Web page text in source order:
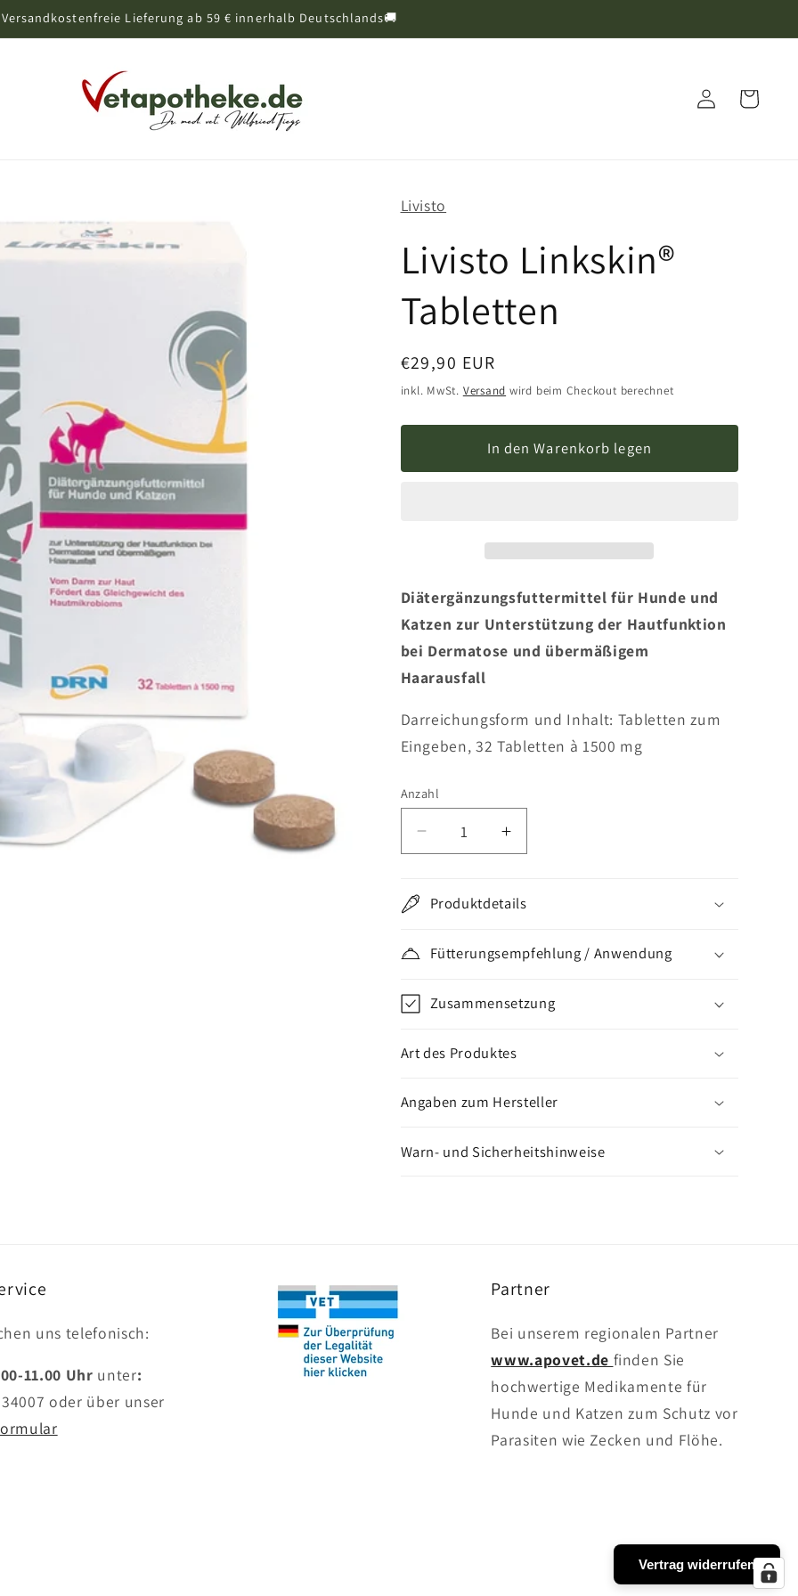
Versandkostenfreie Lieferung ab 59 € innerhalb Deutschlands🚚
EinloggenWarenkorb
Livisto
Livisto Linkskin®
Tabletten
Normaler
Preis
€29,90 EUR
inkl. MwSt. Versand wird beim Checkout berechnet
In den Warenkorb legen
Diätergänzungsfuttermittel für Hunde und
Katzen zur Unterstützung der Hautfunktion
bei Dermatose und übermäßigem
Haarausfall
Darreichungsform und Inhalt: Tabletten zum
Eingeben, 32 Tabletten à 1500 mg
Anzahl
Verringere
die
für
Tabletten
Erhöhe
die
für
Tabletten
Produktdetails
Fütterungsempfehlung / Anwendung
Zusammensetzung
Art des Produktes
Angaben zum Hersteller
Warn- und Sicherheitshinweise
uns telefonisch:
11.00 Uhr unter:
oder über unser
Partner
Bei unserem regionalen Partner
www.apovet.de finden Sie
hochwertige Medikamente für
Hunde und Katzen zum Schutz vor
Parasiten wie Zecken und Flöhe.
Vertrag widerrufen